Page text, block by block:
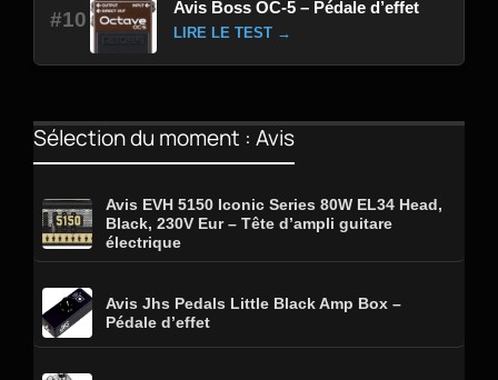
#10
Avis Boss OC-5 – Pédale d’effet
LIRE LE TEST →
Sélection du moment : Avis
Avis EVH 5150 Iconic Series 80W EL34 Head,
Black, 230V Eur – Tête d’ampli guitare
électrique
Avis Jhs Pedals Little Black Amp Box –
Pédale d’effet